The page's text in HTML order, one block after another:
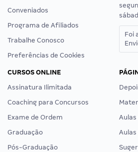
Conveniados
Programa de Afiliados
Trabalhe Conosco
Preferências de Cookies
Foi
CURSOS ONLINE
Assinatura Ilimitada
Coaching para Concursos
Exame de Ordem
Graduação
Pós-Graduação
Aulas